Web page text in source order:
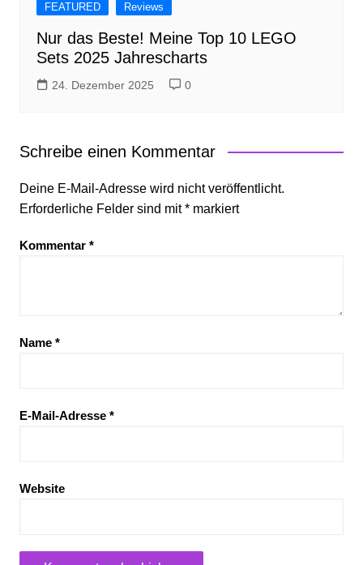
FEATURED Reviews
Nur das Beste! Meine Top 10 LEGO
Sets 2025 Jahrescharts
24. Dezember 2025 0
Schreibe einen Kommentar
Deine E-Mail-Adresse wird nicht veröffentlicht.
Erforderliche Felder sind mit*markiert
Kommentar *
Name *
E-Mail-Adresse *
Website